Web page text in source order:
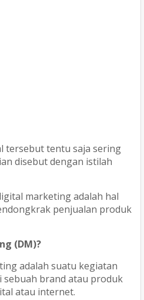
tersebut tentu saja sering
disebut dengan istilah
marketing adalah hal
penjualan produk
(DM)?
adalah suatu kegiatan
sebuah brand atau produk
atau internet.